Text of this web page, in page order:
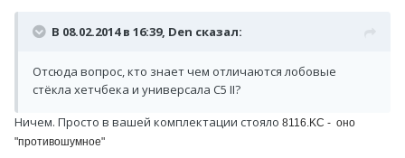
В 08.02.2014 в 16:39, Den сказал:
Отсюда вопрос, кто знает чем отличаются лобовые
стёкла хетчбека и универсала С5 II?
Ничем. Просто в вашей комплектации стояло 8116.KC - оно
"противошумное"